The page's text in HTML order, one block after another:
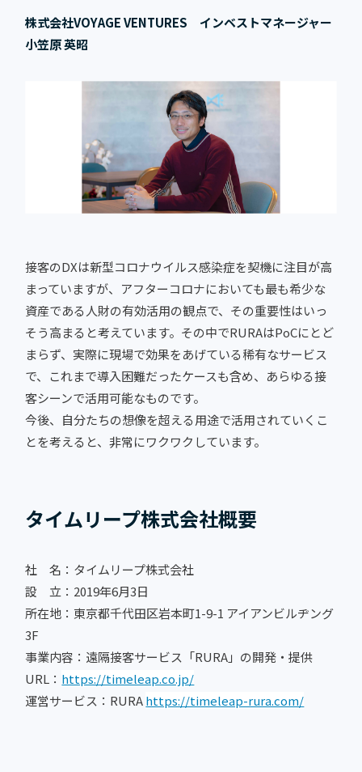
株式会社VOYAGE VENTURES インベストマネージャー
小笠原 英昭
接客のDXは新型コロナウイルス感染症を契機に注目が高
まっていますが、アフターコロナにおいても最も希少な
資産である人財の有効活用の観点で、その重要性はいっ
そう高まると考えています。その中でRURAはPoCにとど
まらず、実際に現場で効果をあげている稀有なサービス
で、これまで導入困難だったケースも含め、あらゆる接
客シーンで活用可能なものです。
今後、自分たちの想像を超える用途で活用されていくこ
とを考えると、非常にワクワクしています。
タイムリープ株式会社概要
社 名：タイムリープ株式会社
設 立：2019年6月3日
所在地：東京都千代田区岩本町1-9-1 アイアンビルヂング
3F
事業内容：遠隔接客サービス「RURA」の開発・提供
URL： https://timeleap.co.jp/
運営サービス：RURAhttps://timeleap-rura.com/